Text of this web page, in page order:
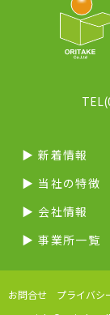
▶︎ 新着情報
▶︎ 当社の特徴
▶︎ 会社情報
▶︎ 事業所一覧
お問合せ
プライバシ